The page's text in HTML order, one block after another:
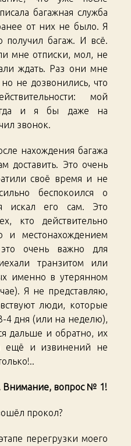
багажная служба
от них не было. Я
багаж. И всё.
мне отписки, мол, не
ждать. Раз они мне
не дозвонились, что
мой
и я бы даже на
звонок.
нахождения багажа
доставить. Это очень
своё время и не
беспокоился о
искал его сам. Это
кто действительно
и местонахождением
очень важно для
транзитом или
именно в утерянном
Я не представляю,
люди, которые
4 дня (или на неделю),
дальше и обратно, их
ещё и извинений не
Внимание, вопрос № 1!
прокол?
перегрузки моего